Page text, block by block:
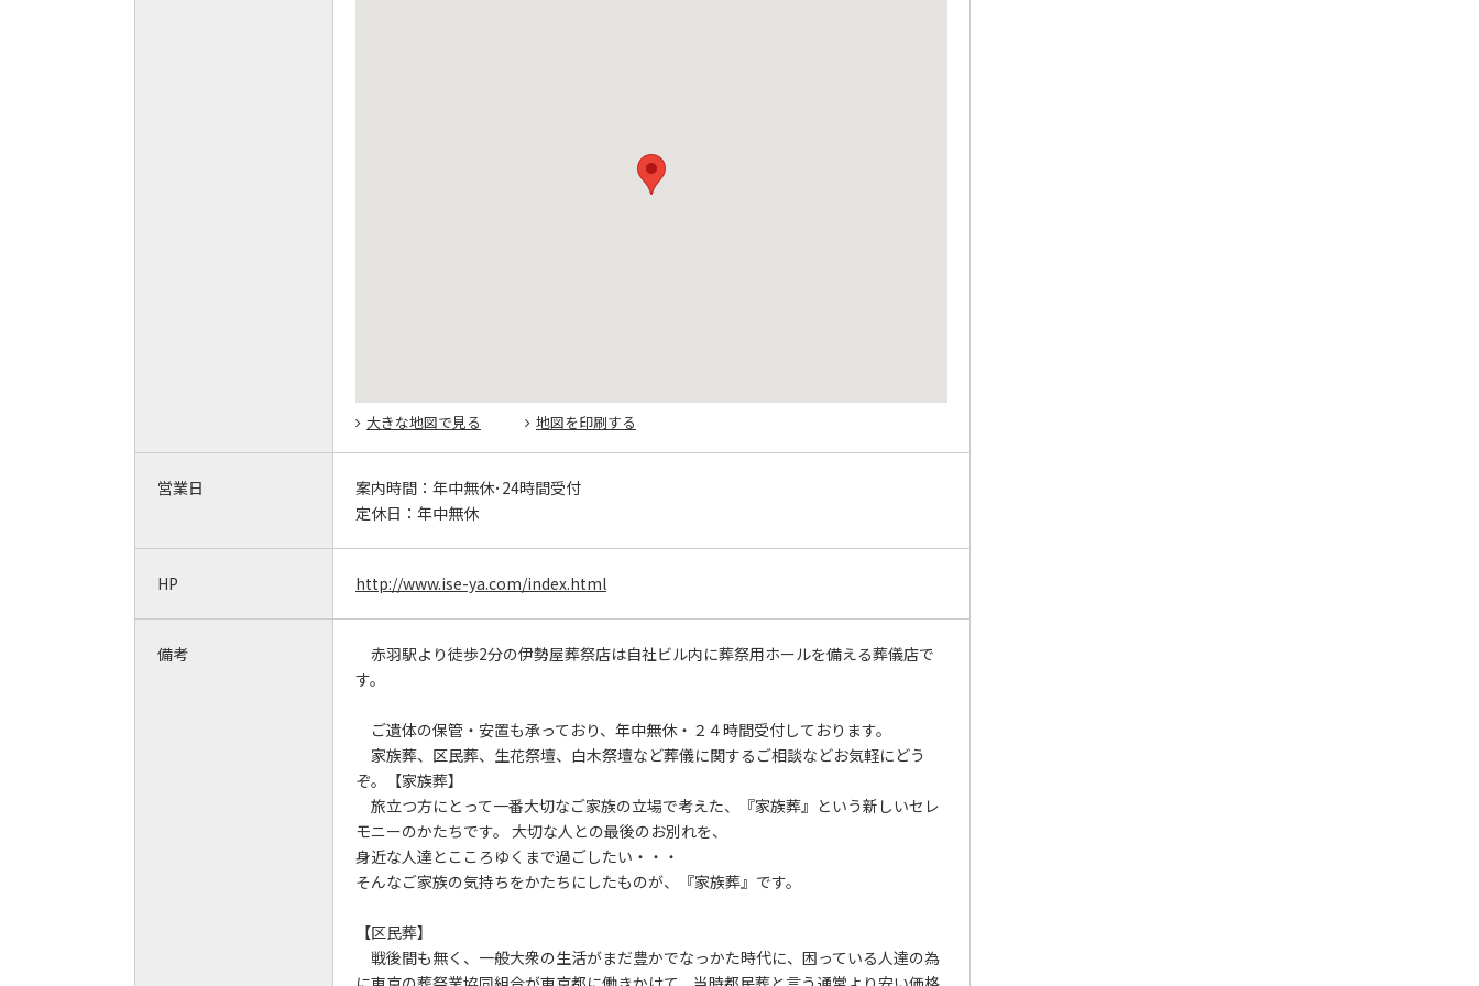
大きな地図で見る 地図を印刷する
営業日 案内時間： 年中無休･24時間受付
定休日： 年中無休
HP http://www.ise-ya.com/index.html
備考
赤羽駅より徒歩2分の伊勢屋葬祭店は自社ビル内に葬祭用ホールを備える葬儀店で
す。
ご遺体の保管・安置も承っており、年中無休・２４時間受付しております。
家族葬、区民葬、生花祭壇、白木祭壇など葬儀に関するご相談などお気軽にどう
ぞ。【家族葬】
旅立つ方にとって一番大切なご家族の立場で考えた、『家族葬』という新しいセレ
モニーのかたちです。 大切な人との最後のお別れを、
身近な人達とこころゆくまで過ごしたい・・・
そんなご家族の気持ちをかたちにしたものが、『家族葬』です。
【区民葬】
戦後間も無く、一般大衆の生活がまだ豊かでなっかた時代に、困っている人達の為